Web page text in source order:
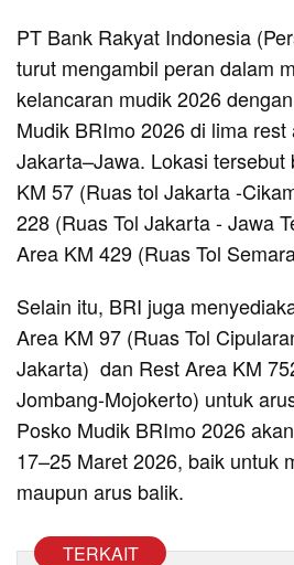
PT Bank Rakyat Indonesia
turut mengambil peran dalam
kelancaran mudik 2026
Mudik BRImo 2026 di lima
Jakarta–Jawa. Lokasi tersebut
KM 57 (Ruas tol Jakarta -
228 (Ruas Tol Jakarta - Jawa
Area KM 429 (Ruas Tol
Selain itu, BRI juga
Area KM 97 (Ruas Tol
Jakarta) dan Rest Area KM
Jombang-Mojokerto) untuk
Posko Mudik BRImo 2026
17–25 Maret 2026, baik untuk
maupun arus balik.
TERKAIT